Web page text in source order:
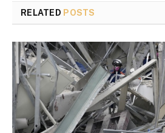
RELATED POSTS